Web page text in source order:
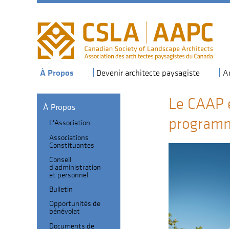
À Propos Devenir architecte paysagiste
Le
Section
Header
À Propos
Sub-
navigation
L'Association
Associations
Constituantes
Conseil
d'administration
et personnel
Bulletin
Opportunités de
bénévolat
Documents de